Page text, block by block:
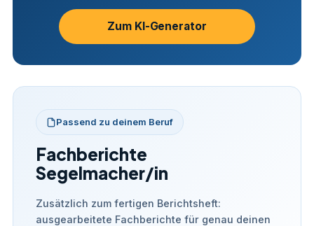
Zum KI-Generator
Passend zu deinem Beruf
Fachberichte
Segelmacher/in
Zusätzlich zum fertigen Berichtsheft:
ausgearbeitete Fachberichte für genau deinen